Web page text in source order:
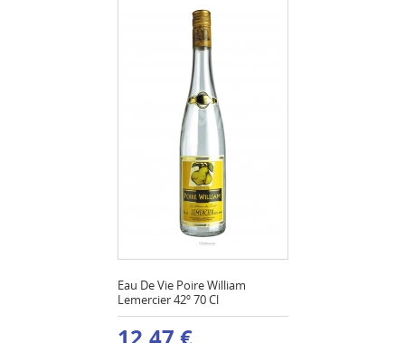
Eau De Vie Poire William
Lemercier 42º 70 Cl